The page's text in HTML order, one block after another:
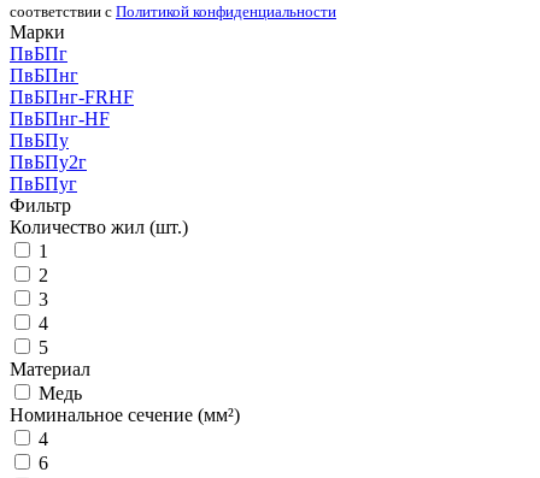
соответствии с Политикой конфиденциальности
Марки
ПвБПг
ПвБПнг
ПвБПнг-FRHF
ПвБПнг-HF
ПвБПу
ПвБПу2г
ПвБПуг
Фильтр
Количество жил (шт.)
1
2
3
4
5
Материал
Медь
Номинальное сечение (мм²)
4
6